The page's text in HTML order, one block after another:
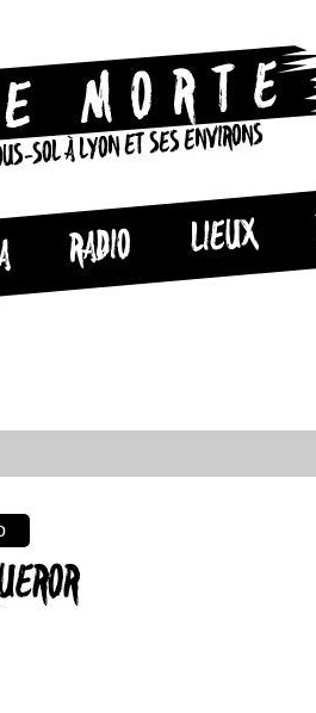
SOL À LYON ET SES ENVIRONS
RADIO LIEUX